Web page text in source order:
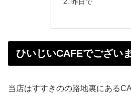
ひいじいCAFEでござい
当店はすすきのの路地裏にある